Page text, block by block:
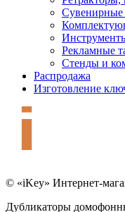
Сувенирные
Рекламные
Стенды и
Распродажа
Изготовление
© «iKey» Интернет-
Дубликаторы